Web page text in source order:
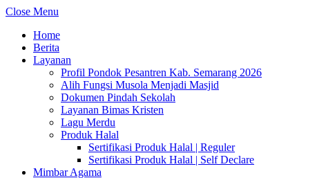
Close Menu
Home
Berita
Layanan
Profil Pondok Pesantren Kab. Semarang 2026
Alih Fungsi Musola Menjadi Masjid
Dokumen Pindah Sekolah
Layanan Bimas Kristen
Lagu Merdu
Produk Halal
Sertifikasi Produk Halal | Reguler
Sertifikasi Produk Halal | Self Declare
Mimbar Agama